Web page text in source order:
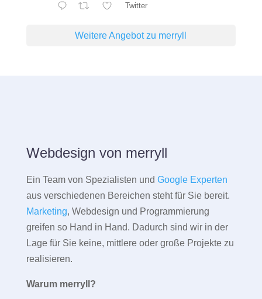
Twitter
Weitere Angebot zu merryll
Webdesign von merryll
Ein Team von Spezialisten und Google Experten
aus verschiedenen Bereichen steht für Sie bereit.
Marketing, Webdesign und Programmierung
greifen so Hand in Hand. Dadurch sind wir in der
Lage für Sie keine, mittlere oder große Projekte zu
realisieren.
Warum merryll?